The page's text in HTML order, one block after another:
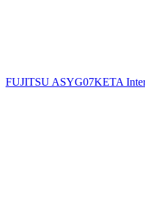
FUJITSU ASYG07KETA